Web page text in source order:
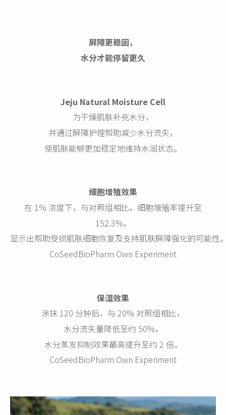
屏障更稳固，
水分才能停留更久
Jeju Natural Moisture Cell
为干燥肌肤补充水分，
并通过屏障护理帮助减少水分流失，
使肌肤能够更加稳定地维持水润状态。
细胞增殖效果
在 1% 浓度下，与对照组相比，细胞增殖率提升至
152.3%，
显示出帮助受损肌肤细胞恢复及支持肌肤屏障强化的可能性
CoSeedBioPharm Own Experiment
保湿效果
涂抹 120 分钟后，与 20% 对照组相比，
水分流失量降低至约 50%，
水分蒸发抑制效果最高提升至约 2 倍。
CoSeedBioPharm Own Experiment